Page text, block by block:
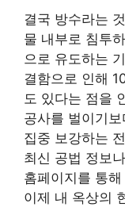
결국 방수라는
물 내부로 침투
으로 유도하는
결함으로 인해
도 있다는 점을
공사를 벌이기
집중 보강하는
최신 공법 정보
홈페이지를 통
이제 내 옥상의